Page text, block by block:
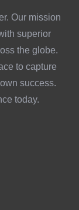
Our mission
superior
the globe.
to capture
success.
today.